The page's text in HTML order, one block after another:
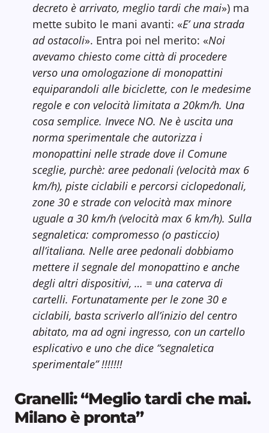
decreto è arrivato, meglio tardi che mai») ma
mette subito le mani avanti: «E’ una strada
ad ostacoli». Entra poi nel merito: «Noi
avevamo chiesto come città di procedere
verso una omologazione di monopattini
equiparandoli alle biciclette, con le medesime
regole e con velocità limitata a 20km/h. Una
cosa semplice. Invece NO. Ne è uscita una
norma sperimentale che autorizza i
monopattini nelle strade dove il Comune
sceglie, purchè: aree pedonali (velocità max 6
km/h), piste ciclabili e percorsi ciclopedonali,
zone 30 e strade con velocità max minore
uguale a 30 km/h (velocità max 6 km/h). Sulla
segnaletica: compromesso (o pasticcio)
all’italiana. Nelle aree pedonali dobbiamo
mettere il segnale del monopattino e anche
degli altri dispositivi, … = una caterva di
cartelli. Fortunatamente per le zone 30 e
ciclabili, basta scriverlo all’inizio del centro
abitato, ma ad ogni ingresso, con un cartello
esplicativo e uno che dice “segnaletica
sperimentale” !!!!!!!
Granelli: “Meglio tardi che mai.
Milano è pronta”